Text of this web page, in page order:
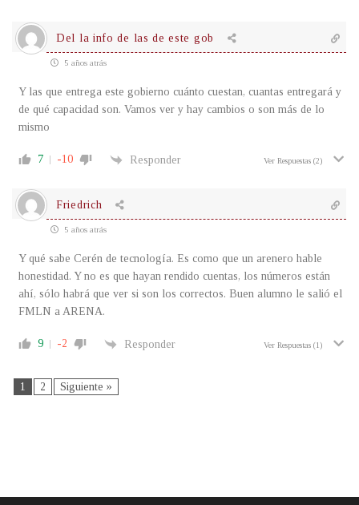
Del la info de las de este gob
5 años atrás
Y las que entrega este gobierno cuánto cuestan, cuantas entregará y
de qué capacidad son. Vamos ver y hay cambios o son más de lo
mismo
7 -10 Responder Ver Respuestas (2)
Friedrich
5 años atrás
Y qué sabe Cerén de tecnología. Es como que un arenero hable
honestidad. Y no es que hayan rendido cuentas, los números están
ahí, sólo habrá que ver si son los correctos. Buen alumno le salió el
FMLN a ARENA.
9 -2 Responder Ver Respuestas (1)
1 2 Siguiente »